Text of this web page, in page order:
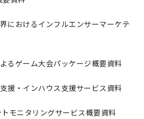
におけるインフルエンサーマーケテ
るゲーム大会パッケージ概要資料
援・インハウス支援サービス資料
モニタリングサービス概要資料